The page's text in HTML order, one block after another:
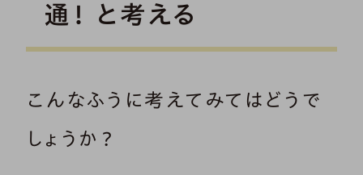
通！ と考える
こんなふうに考えてみてはどうで
しょうか？